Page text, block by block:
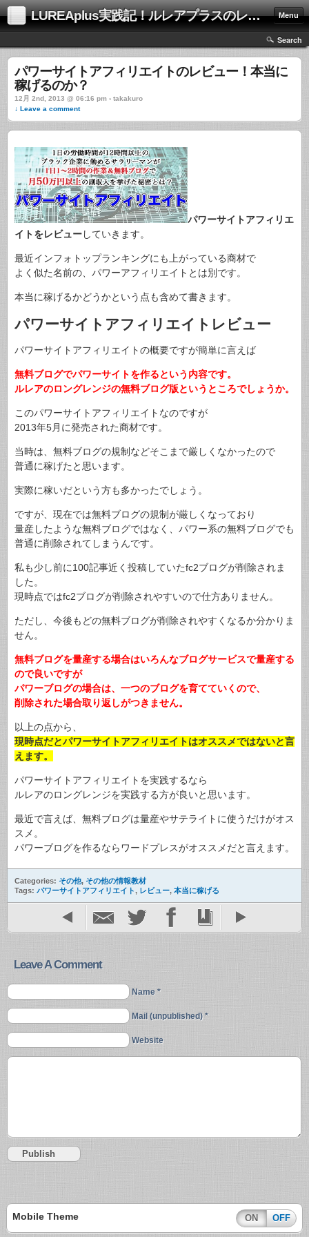
LUREAplus実践記！ルレアプラスのレビューサイト！ Menu
Search
パワーサイトアフィリエイトのレビュー！本当に
稼げるのか？
12月 2nd, 2013 @ 06:16 pm › takakuro
↓ Leave a comment
パワーサイトアフィリエ
イトをレビューしていきます。
最近インフォトップランキングにも上がっている商材で
よく似た名前の、パワーアフィリエイトとは別です。
本当に稼げるかどうかという点も含めて書きます。
パワーサイトアフィリエイトレビュー
パワーサイトアフィリエイトの概要ですが簡単に言えば
無料ブログでパワーサイトを作るという内容です。
ルレアのロングレンジの無料ブログ版というところでしょうか。
このパワーサイトアフィリエイトなのですが
2013年5月に発売された商材です。
当時は、無料ブログの規制などそこまで厳しくなかったので
普通に稼げたと思います。
実際に稼いだという方も多かったでしょう。
ですが、現在では無料ブログの規制が厳しくなっており
量産したような無料ブログではなく、パワー系の無料ブログでも
普通に削除されてしまうんです。
私も少し前に100記事近く投稿していたfc2ブログが削除されま
した。
現時点ではfc2ブログが削除されやすいので仕方ありません。
ただし、今後もどの無料ブログが削除されやすくなるか分かりま
せん。
無料ブログを量産する場合はいろんなブログサービスで量産する
ので良いですが
パワーブログの場合は、一つのブログを育てていくので、
削除された場合取り返しがつきません。
以上の点から、
現時点だとパワーサイトアフィリエイトはオススメではないと言
えます。
パワーサイトアフィリエイトを実践するなら
ルレアのロングレンジを実践する方が良いと思います。
最近で言えば、無料ブログは量産やサテライトに使うだけがオス
スメ。
パワーブログを作るならワードプレスがオススメだと言えます。
Categories: その他, その他の情報教材
Tags: パワーサイトアフィリエイト, レビュー, 本当に稼げる
Leave A Comment
Name *
Mail (unpublished) *
Website
Mobile Theme ON OFF